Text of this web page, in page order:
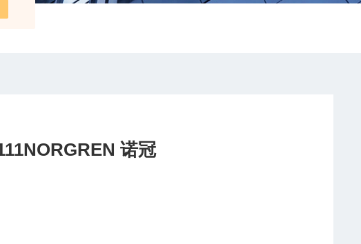
01-311P1011H0+61111NORGREN 诺冠